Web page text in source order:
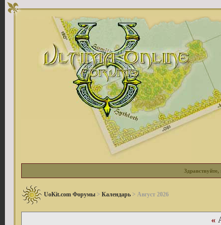
Здравствуйте,
UoKit.com Форумы > Календарь > Август 2026
«